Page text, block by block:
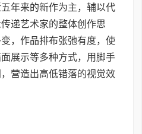
年来的新作为主，辅以代
递艺术家的整体创作思
，作品排布张弛有度，使
展示等多种方式，用脚手
营造出高低错落的视觉效